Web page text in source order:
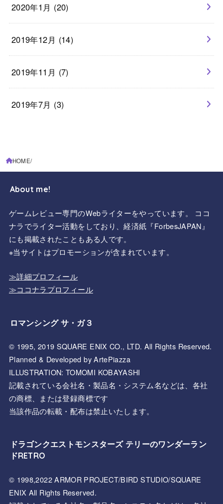
2020年1月 (20)
2019年12月 (14)
2019年11月 (7)
2019年7月 (3)
HOME
About me!
ゲームレビュー専門のWebライターをやっています。 ココ
ナラでライター活動をしており、経済紙『ForbesJAPAN』
にも掲載されたこともある人です。
※当サイトはプロモーションが含まれています。
≫詳細プロフィール
≫ココナラプロフィール
ロマンシング サ・ガ３
© 1995, 2019 SQUARE ENIX CO., LTD. All Rights Reserved.
Planned & Developed by ArtePiazza
ILLUSTRATION: TOMOMI KOBAYASHI
記載されている会社名・製品名・システム名などは、各社
の商標、または登録商標です
当該作品の転載・配布は禁止いたします。
ドラゴンクエストモンスターズ テリーのワンダーラン
ドRETRO
© 1998,2022 ARMOR PROJECT/BIRD STUDIO/SQUARE
ENIX All Rights Reserved.